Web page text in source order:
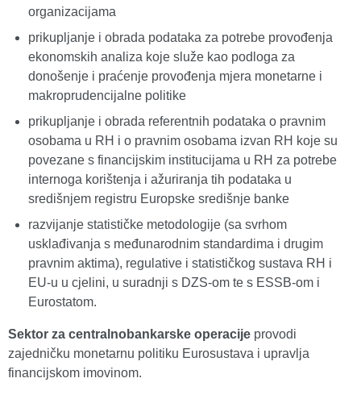
organizacijama
prikupljanje i obrada podataka za potrebe provođenja
ekonomskih analiza koje služe kao podloga za
donošenje i praćenje provođenja mjera monetarne i
makroprudencijalne politike
prikupljanje i obrada referentnih podataka o pravnim
osobama u RH i o pravnim osobama izvan RH koje su
povezane s financijskim institucijama u RH za potrebe
internoga korištenja i ažuriranja tih podataka u
središnjem registru Europske središnje banke
razvijanje statističke metodologije (sa svrhom
usklađivanja s međunarodnim standardima i drugim
pravnim aktima), regulative i statističkog sustava RH i
EU-u u cjelini, u suradnji s DZS-om te s ESSB-om i
Eurostatom.
Sektor za centralnobankarske operacije provodi
zajedničku monetarnu politiku Eurosustava i upravlja
financijskom imovinom.